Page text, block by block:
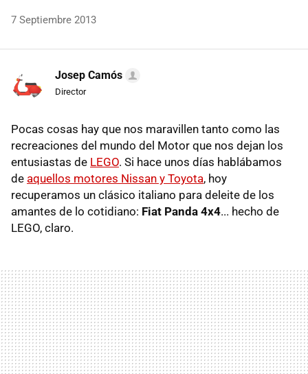
7 Septiembre 2013
Josep Camós
Director
Pocas cosas hay que nos maravillen tanto como las
recreaciones del mundo del Motor que nos dejan los
entusiastas de LEGO. Si hace unos días hablábamos
de aquellos motores Nissan y Toyota, hoy
recuperamos un clásico italiano para deleite de los
amantes de lo cotidiano: Fiat Panda 4x4... hecho de
LEGO, claro.